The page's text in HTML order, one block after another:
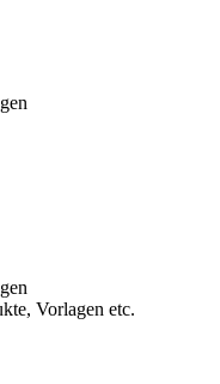
Vorlagen etc.